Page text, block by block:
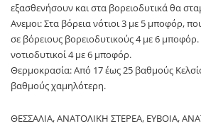
εξασθενήσουν και στα βορειοδυτικά θα
Ανεμοι: Στα βόρεια νότιοι 3 με 5 μποφόρ,
σε βόρειους βορειοδυτικούς 4 με 6 μποφόρ.
νοτιοδυτικοί 4 με 6 μποφόρ.
Θερμοκρασία: Από 17 έως 25 βαθμούς
βαθμούς χαμηλότερη.
ΘΕΣΣΑΛΙΑ, ΑΝΑΤΟΛΙΚΗ ΣΤΕΡΕΑ, ΕΥΒΟΙΑ,